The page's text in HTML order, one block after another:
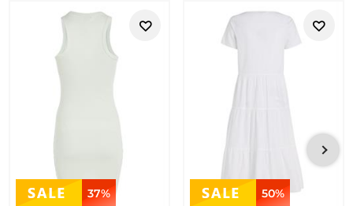
37% 50%